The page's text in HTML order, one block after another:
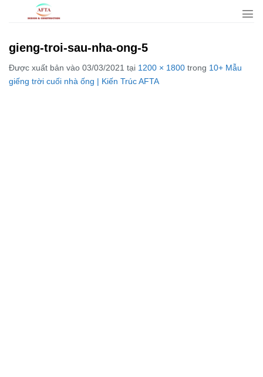
dunggieng-troi-sau-nha-ong-5
Được xuất bản vào 03/03/2021 tại 1200 × 1800 trong 10+ Mẫu
giếng trời cuối nhà ống | Kiến Trúc AFTA